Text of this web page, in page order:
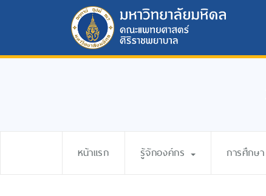
หน้าแรก รู้จักองค์กร การศึกษา